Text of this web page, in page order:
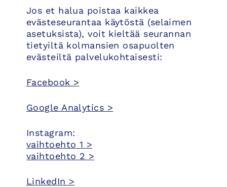
Jos et halua poistaa kaikkea
evästeseurantaa käytöstä (selaimen
asetuksista), voit kieltää seurannan
tietyiltä kolmansien osapuolten
evästeiltä palvelukohtaisesti:
Facebook >
Google Analytics >
Instagram:
vaihtoehto 1 >
vaihtoehto 2 >
LinkedIn >